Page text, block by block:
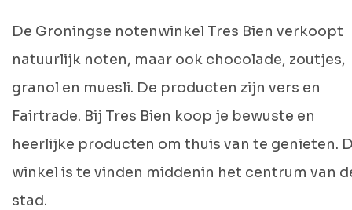
De Groningse notenwinkel Tres Bien verkoopt
natuurlijk noten, maar ook chocolade, zoutjes,
granol en muesli. De producten zijn vers en
Fairtrade. Bij Tres Bien koop je bewuste en
heerlijke producten om thuis van te genieten.
winkel is te vinden middenin het centrum van
stad.